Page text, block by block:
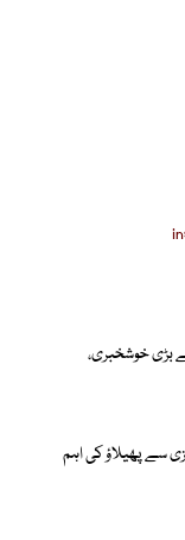
بڑی خوشخبری،
سے پھیلاؤ کی اہم